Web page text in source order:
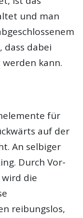
und man
dass dabei
kann.
für
auf der
An selbiger
Durch Vor-
wird die
reibungslos,